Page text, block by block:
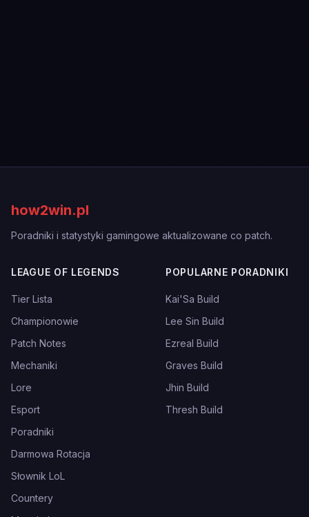
how2win.pl
Poradniki i statystyki gamingowe aktualizowane co patch.
LEAGUE OF LEGENDS
Tier Lista
Championowie
Patch Notes
Mechaniki
Lore
Esport
Poradniki
Darmowa Rotacja
Słownik LoL
Countery
POPULARNE PORADNIKI
Kai'Sa Build
Lee Sin Build
Ezreal Build
Graves Build
Jhin Build
Thresh Build